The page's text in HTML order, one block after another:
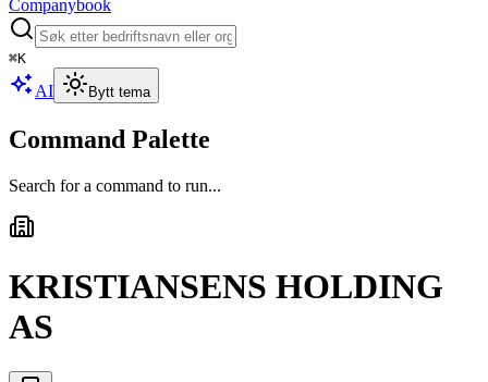
Companybook
⌘K
AI Bytt tema
Command Palette
Search for a command to run...
KRISTIANSENS HOLDING
AS